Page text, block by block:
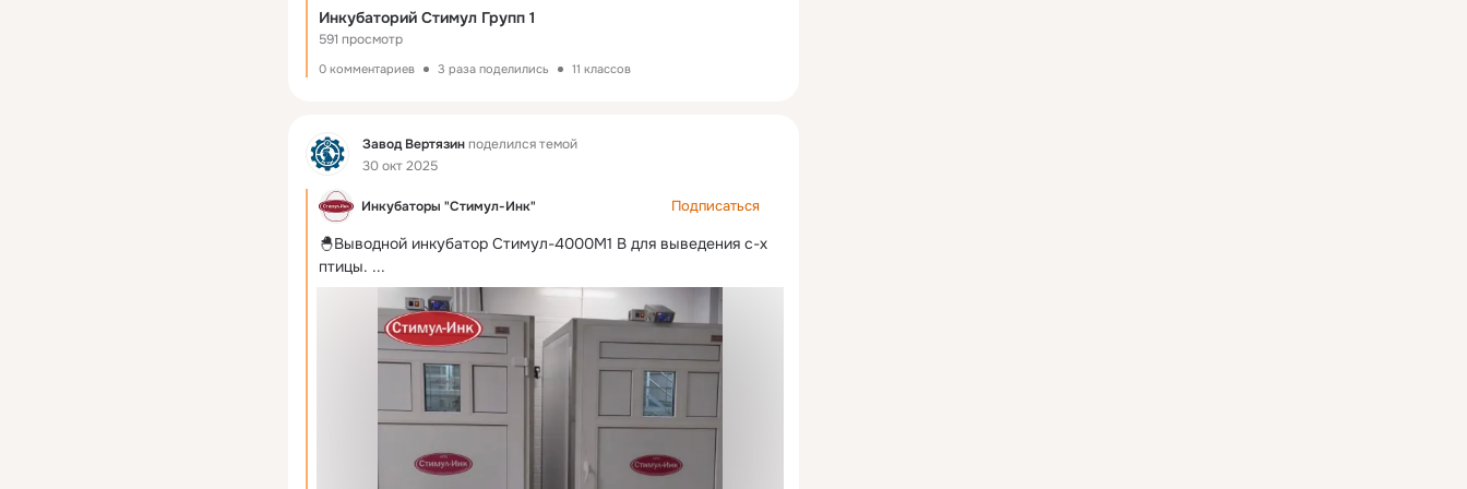
#стимулинк #инкубаторий #инкубатор
#цыплята #вывод
#инкубаторыдляяиц
#stimulink
Инкубаторий Стимул Групп 1
591 просмотр
0 комментариев 3 раза поделились 11 классов
Фид Завод Вертязинподелился темой
30 окт 2025
Инкубаторы "Стимул-Инк" Подписаться
🐣Выводной инкубатор Стимул-4000М1 В для выведения с-х
птицы. ...